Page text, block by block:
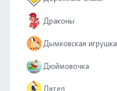
Драконы
Дымковская игрушка
Дюймовочка
Дятел